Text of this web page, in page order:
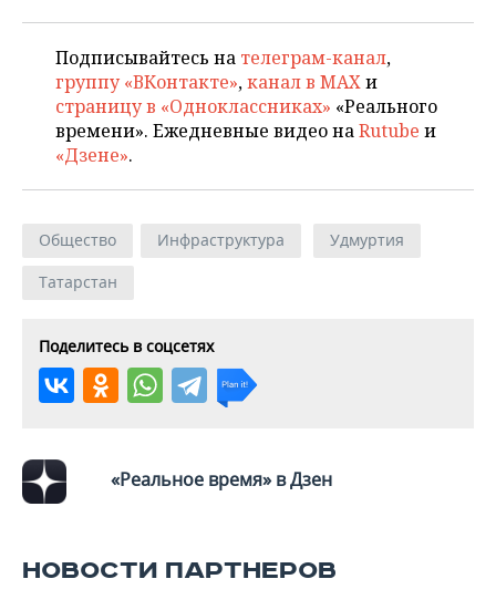
Подписывайтесь на телеграм-канал,
группу «ВКонтакте»,канал в MAXи
страницу в «Одноклассниках» «Реального
времени». Ежедневные видео наRutube и
«Дзене».
Общество Инфраструктура
Удмуртия
Татарстан
Поделитесь в соцсетях
«Реальное время» в Дзен
НОВОСТИ ПАРТНЕРОВ